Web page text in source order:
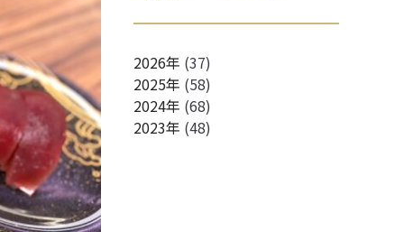
2026年 (37)
2025年 (58)
2024年 (68)
2023年 (48)